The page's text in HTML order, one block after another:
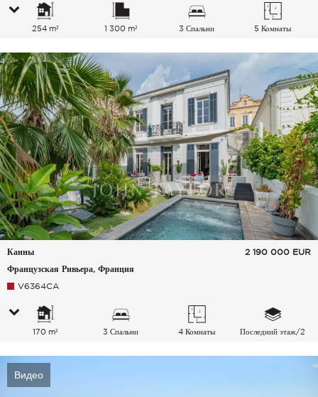
254 m² 1 300 m² 3 Спальни 5 Комнаты
Канны
Французская Ривьера, Франция
2 190 000 EUR
V6364CA
170 m² 3 Спальни 4 Комнаты Последний этаж/2
Видео